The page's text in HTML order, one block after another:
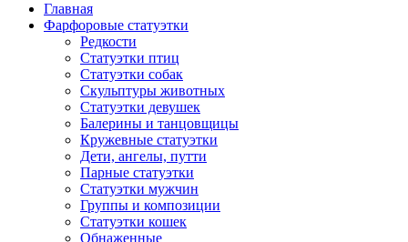
Главная
Фарфоровые статуэтки
Редкости
Cтатуэтки птиц
Cтатуэтки собак
Скульптуры животных
Статуэтки девушек
Балерины и танцовщицы
Кружевные статуэтки
Дети, ангелы, путти
Парные статуэтки
Статуэтки мужчин
Группы и композиции
Статуэтки кошек
Обнаженные